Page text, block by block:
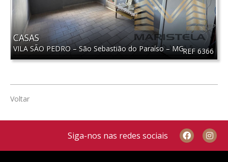
REF 6366
CASAS
VILA SÃO PEDRO–São Sebastião do Paraíso–MG
Voltar
Siga-nos nas redes sociais